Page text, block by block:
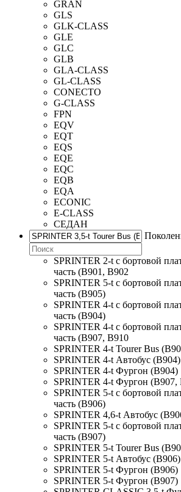
GRAN
GLS
GLK-CLASS
GLE
GLC
GLB
GLA-CLASS
GL-CLASS
CONECTO
G-CLASS
FPN
EQV
EQT
EQS
EQE
EQC
EQB
EQA
ECONIC
E-CLASS
СЕДАН
SPRINTER 2-t c бортовой
часть (B901, B902
SPRINTER 5-t c бортовой
часть (B905)
SPRINTER 4-t c бортовой
часть (B904)
SPRINTER 4-t c бортовой
часть (B907, B910
SPRINTER 4-t Tourer Bus
SPRINTER 4-t Автобус (B904)
SPRINTER 4-t Фургон (B904)
SPRINTER 4-t Фургон (B907,
SPRINTER 5-t c бортовой
часть (B906)
SPRINTER 4,6-t Автобус
SPRINTER 5-t c бортовой
часть (B907)
SPRINTER 5-t Tourer Bus
SPRINTER 5-t Автобус (B906)
SPRINTER 5-t Фургон (B906)
SPRINTER 5-t Фургон (B907)